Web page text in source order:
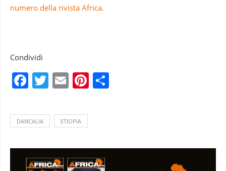
numero della rivista Africa.
Condividi
Facebook
Twitter
EmailPinterest
DANCALIA ETIOPIA